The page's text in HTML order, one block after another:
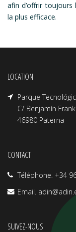
afin d’offrir
la plus efficace.
LOCATION
Parque
C/ Benjamín
46980 Paterna
CONTACT
Téléphone. +34
Email.
SUIVEZ-NOUS